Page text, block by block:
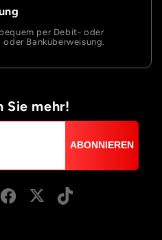
per Debit- oder
Banküberweisung.
Sie mehr!
ABONNIEREN